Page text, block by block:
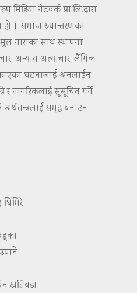
नेटवर्क प्रा.लि.द्वारा
। ‘समाज रुपान्तरणका
मुल नाराका साथ स्थापना
अन्याय अत्याचार, लैंगिक
घटनालाई अनलाईन
र नागरिकलाई सुसूचित गर्ने
समृद्ध बनाउन
खतिवडा